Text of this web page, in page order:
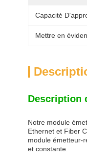
Capacité
Mettre en
Description
Notre module
Ethernet et Fiber
module émetteur-
et constante.